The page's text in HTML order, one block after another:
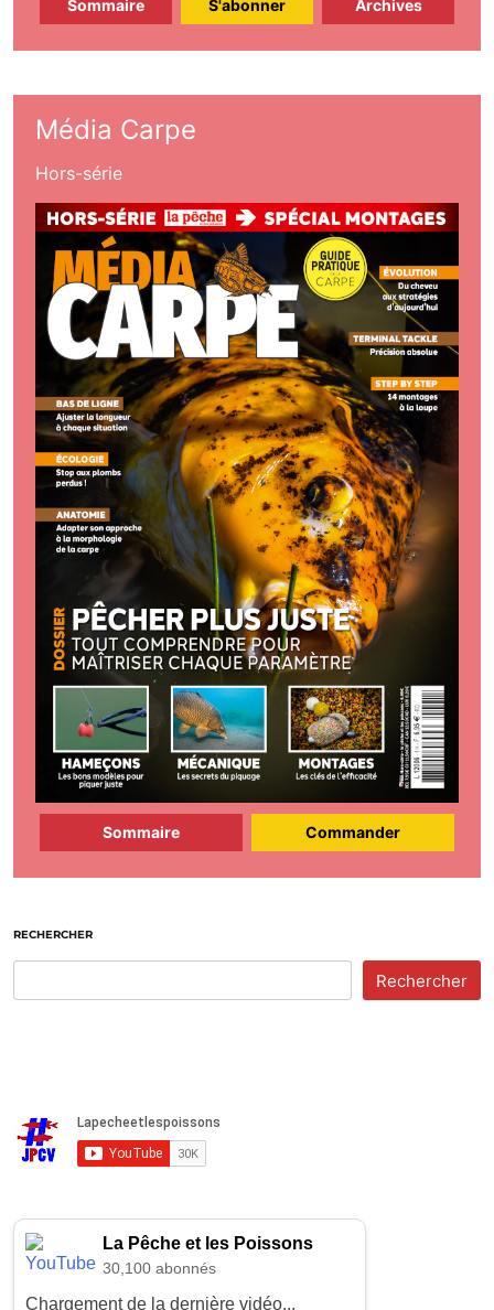
Sommaire S'abonner Archives
Média Carpe
Hors-série
Sommaire Commander
RECHERCHER
Rechercher
La Pêche et les Poissons
30,100 abonnés
Chargement de la dernière vidéo...